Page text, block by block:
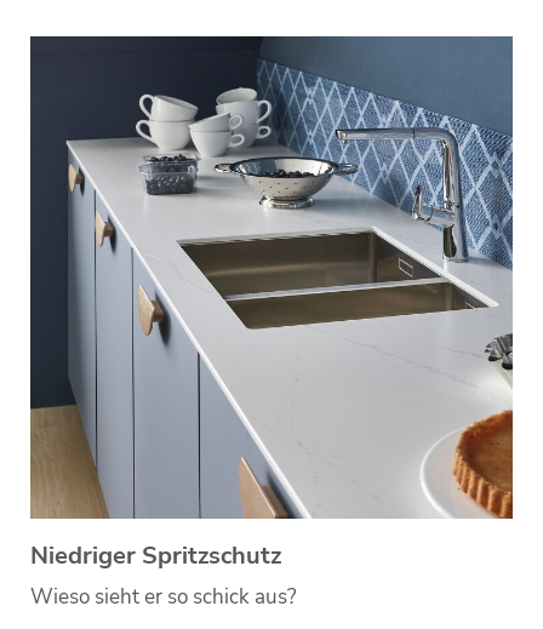
Niedriger Spritzschutz
Wieso sieht er so schick aus?